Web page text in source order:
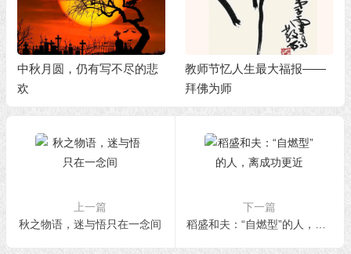
中秋月圆，仍有写不尽的悲
欢
教师节忆人生最大福报——
拜佛为师
上一篇
秋之物语，迷与悟只在一念间
下一篇
稻盛和夫：“自燃型”的人，离成功更近